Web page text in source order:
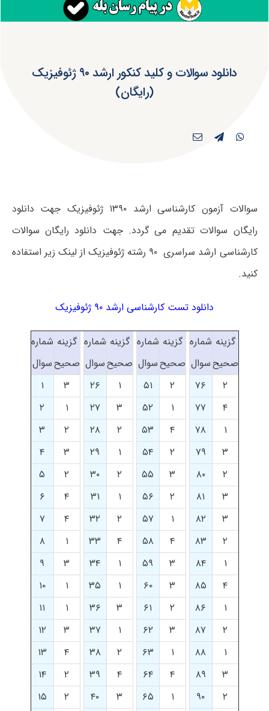
دانلود سوالات و کلید کنکور ارشد ۹۰ ژئوفیزیک
(رایگان)
سوالات آزمون کارشناسی ارشد ۱۳۹۰ ژئوفیزیک جهت دانلود
رایگان سوالات تقدیم می گردد. جهت دانلود رایگان سوالات
کارشناسی ارشد سراسری ۹۰ رشته ژئوفیزیک از لینک زیر استفاده
کنید.
دانلود تست کارشناسی ارشد ۹۰ ژئوفیزیک
گزینه
صحیح
شماره
سوال
گزینه
صحیح
شماره
سوال
گزینه
صحیح
شماره
سوال
گزینه
صحیح
شماره
سوال
۲
۷۶ ۲ ۵۱ ۱ ۲۶ ۳
۱
۴
۷۷ ۱ ۵۲ ۳ ۲۷ ۱
۲
۱
۷۸ ۴ ۵۳ ۲ ۲۸ ۲
۳
۳
۷۹ ۲ ۵۴ ۱ ۲۹ ۳
۴
۲
۸۰ ۳ ۵۵ ۲ ۳۰ ۲
۵
۳
۸۱ ۲ ۵۶ ۱ ۳۱ ۴
۶
۳
۸۲ ۱ ۵۷ ۲ ۳۲ ۴
۷
۲
۸۳ ۴ ۵۸ ۴ ۳۳ ۱
۸
۱
۸۴ ۳ ۵۹ ۱ ۳۴ ۳
۹
۴
۸۵ ۳ ۶۰ ۱ ۳۵ ۱
۱۰
۱
۸۶ ۲ ۶۱ ۳ ۳۶ ۱
۱۱
۲
۸۷ ۳ ۶۲ ۱ ۳۷ ۳
۱۲
۱
۸۸ ۱ ۶۳ ۲ ۳۸ ۴
۱۳
۳
۸۹ ۴ ۶۴ ۴ ۳۹ ۲
۱۴
۲
۹۰ ۱ ۶۵ ۳ ۴۰ ۲
۱۵